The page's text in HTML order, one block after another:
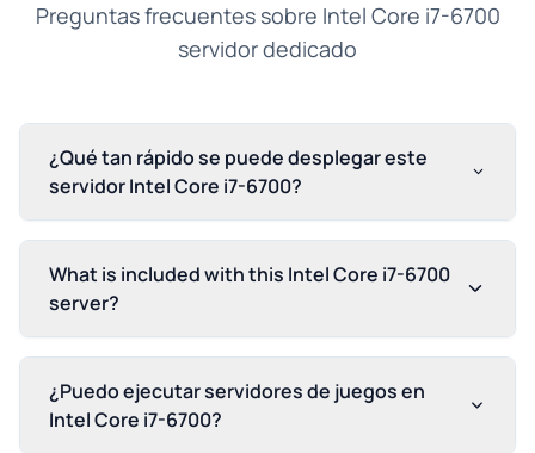
Preguntas frecuentes sobre Intel Core i7-6700
servidor dedicado
¿Qué tan rápido se puede desplegar este
servidor Intel Core i7-6700?
What is included with this Intel Core i7-6700
server?
¿Puedo ejecutar servidores de juegos en
Intel Core i7-6700?